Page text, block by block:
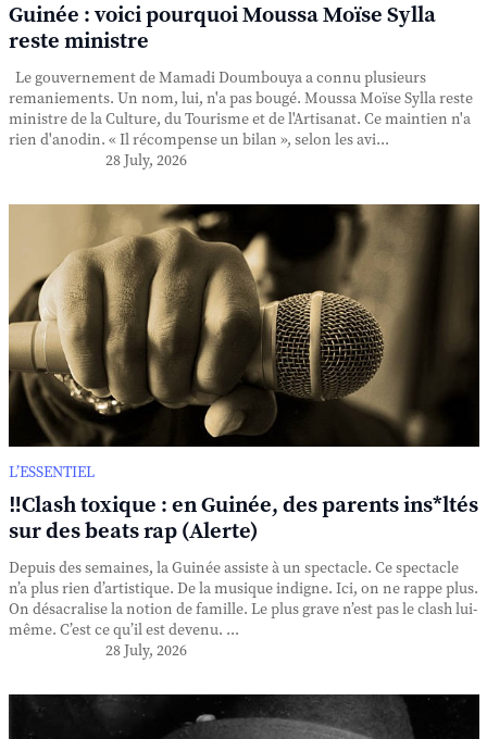
Guinée : voici pourquoi Moussa Moïse Sylla
reste ministre
Le gouvernement de Mamadi Doumbouya a connu plusieurs
remaniements. Un nom, lui, n'a pas bougé. Moussa Moïse Sylla reste
ministre de la Culture, du Tourisme et de l'Artisanat. Ce maintien n'a
rien d'anodin. « Il récompense un bilan », selon les avi...
28 July, 2026
L’ESSENTIEL
‼️Clash toxique : en Guinée, des parents ins*ltés
sur des beats rap (Alerte)
Depuis des semaines, la Guinée assiste à un spectacle. Ce spectacle
n’a plus rien d’artistique. De la musique indigne. Ici, on ne rappe plus.
On désacralise la notion de famille. Le plus grave n’est pas le clash lui-
même. C’est ce qu’il est devenu. ...
28 July, 2026